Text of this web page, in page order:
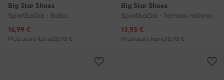
Big Star Shoes
Sportbačiai · Balta
Dabartinė kaina
16,99 €
Mažiausia kaina20,95 €
Big Star Shoes
Sportbačiai · Tamsiai mėlyna
Dabartinė kaina
13,95 €
Mažiausia kaina15,95 €